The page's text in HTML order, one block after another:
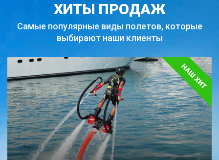
ХИТЫ ПРОДАЖ
Самые популярные виды полетов, которые
выбирают наши клиенты